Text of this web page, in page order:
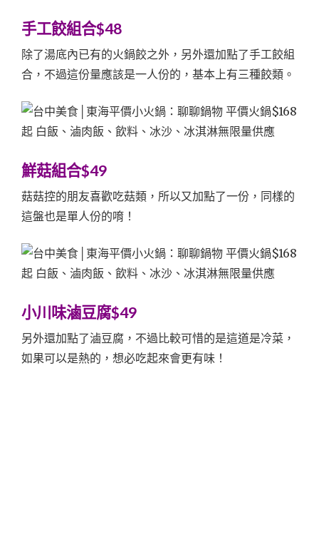
手工餃組合$48
除了湯底內已有的火鍋餃之外，另外還加點了手工餃組
合，不過這份量應該是一人份的，基本上有三種餃類。
鮮菇組合$49
菇菇控的朋友喜歡吃菇類，所以又加點了一份，同樣的
這盤也是單人份的唷！
小川味滷豆腐$49
另外還加點了滷豆腐，不過比較可惜的是這道是冷菜，
如果可以是熱的，想必吃起來會更有味！